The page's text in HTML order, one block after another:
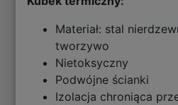
Materiał: stal
tworzywo
Nietoksyczny
Podwójne ścianki
Izolacja chroniąca